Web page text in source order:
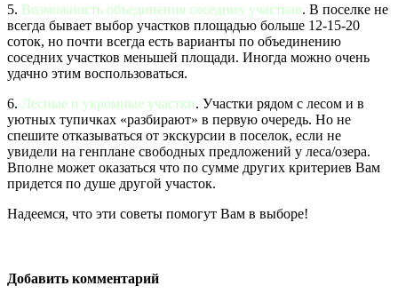
5. Возможность объединения соседних участков. В поселке не
всегда бывает выбор участков площадью больше 12-15-20
соток, но почти всегда есть варианты по объединению
соседних участков меньшей площади. Иногда можно очень
удачно этим воспользоваться.
6. Лесные и укромные участки. Участки рядом с лесом и в
уютных тупичках «разбирают» в первую очередь. Но не
спешите отказываться от экскурсии в поселок, если не
увидели на генплане свободных предложений у леса/озера.
Вполне может оказаться что по сумме других критериев Вам
придется по душе другой участок.
Надеемся, что эти советы помогут Вам в выборе!
Добавить комментарий